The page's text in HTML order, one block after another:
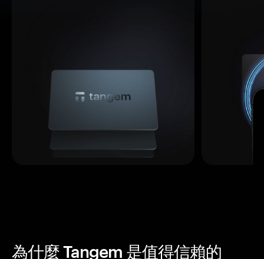
為什麼 Tangem 是值得信賴的